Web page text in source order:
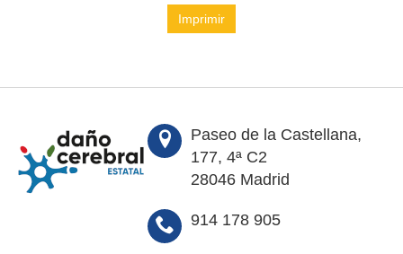
Imprimir
Paseo de la Castellana,
177, 4ª C2
28046 Madrid
914 178 905